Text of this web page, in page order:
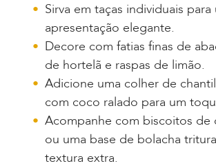
Sirva em taças individuais para
apresentação elegante.
Decore com fatias finas de
de hortelã e raspas de limão.
Adicione uma colher de
com coco ralado para um
Acompanhe com biscoitos de
ou uma base de bolacha
textura extra.